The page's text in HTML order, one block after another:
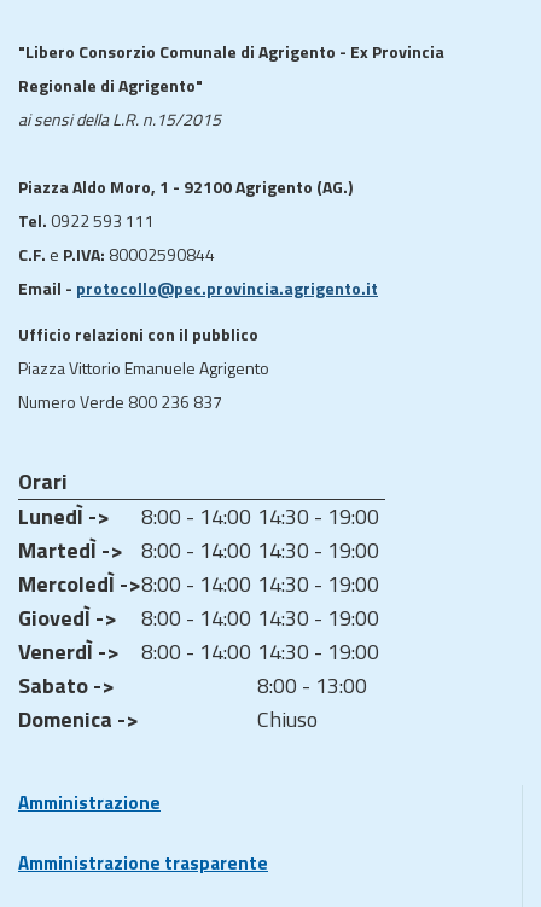
"Libero Consorzio Comunale di Agrigento - Ex Provincia
Regionale di Agrigento"
ai sensi della L.R. n.15/2015
Piazza Aldo Moro, 1 - 92100 Agrigento (AG.)
Tel. 0922 593 111
C.F. e P.IVA: 80002590844
Email - protocollo@pec.provincia.agrigento.it
Ufficio relazioni con il pubblico
Piazza Vittorio Emanuele Agrigento
Numero Verde 800 236 837
Orari
LunedÌ ->
8:00 - 14:00 14:30 - 19:00
MartedÌ -> 8:00 - 14:00 14:30 - 19:00
MercoledÌ ->8:00 - 14:00 14:30 - 19:00
GiovedÌ ->
8:00 - 14:00 14:30 - 19:00
VenerdÌ ->
8:00 - 14:00 14:30 - 19:00
Sabato ->
8:00 - 13:00
Domenica ->
Chiuso
Amministrazione
Amministrazione trasparente